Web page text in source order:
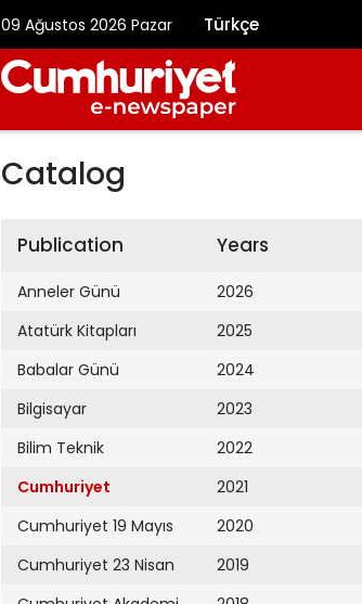
09 Ağustos 2026 Pazar Türkçe
Catalog
Publication
Anneler Günü
Atatürk Kitapları
Babalar Günü
Bilgisayar
Bilim Teknik
Cumhuriyet
Cumhuriyet 19 Mayıs
Cumhuriyet 23 Nisan
Years
2026
2025
2024
2023
2022
2021
2020
2019